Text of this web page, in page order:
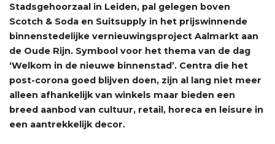
Stadsgehoorzaal in Leiden, pal gelegen boven
Scotch & Soda en Suitsupply in het prijswinnende
binnenstedelijke vernieuwingsproject Aalmarkt aan
de Oude Rijn. Symbool voor het thema van de dag
‘Welkom in de nieuwe binnenstad’. Centra die het
post-corona goed blijven doen, zijn al lang niet meer
alleen afhankelijk van winkels maar bieden een
breed aanbod van cultuur, retail, horeca en leisure in
een aantrekkelijk decor.